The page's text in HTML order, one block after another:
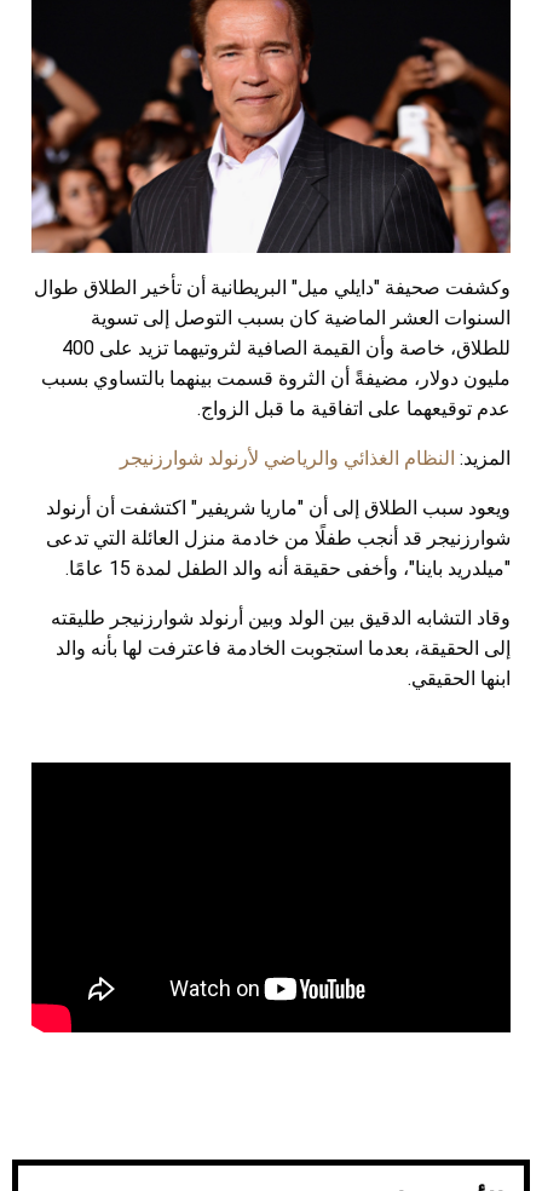
وكشفت صحيفة "دايلي ميل" البريطانية أن تأخير الطلاق طوال
السنوات العشر الماضية كان بسبب التوصل إلى تسوية
للطلاق، خاصة وأن القيمة الصافية لثروتيهما تزيد على 400
مليون دولار، مضيفةً أن الثروة قسمت بينهما بالتساوي بسبب
عدم توقيعهما على اتفاقية ما قبل الزواج.
المزيد: النظام الغذائي والرياضي لأرنولد شوارزنيجر
ويعود سبب الطلاق إلى أن "ماريا شريفير" اكتشفت أن أرنولد
شوارزنيجر قد أنجب طفلًا من خادمة منزل العائلة التي تدعى
"ميلدريد باينا"، وأخفى حقيقة أنه والد الطفل لمدة 15 عامًا.
وقاد التشابه الدقيق بين الولد وبين أرنولد شوارزنيجر طليقته
إلى الحقيقة، بعدما استجوبت الخادمة فاعترفت لها بأنه والد
ابنها الحقيقي.